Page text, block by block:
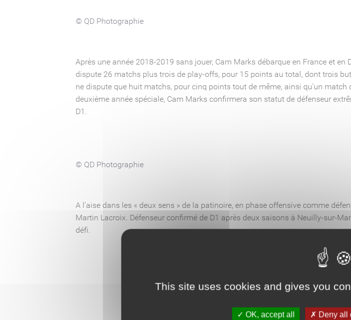
© QD Photographie
Après une année 2018-2019 sans jouer, Cam Marks débarque en France et
dispute 26 matchs plus trois de play-offs, pour 15 points au total, dont trois
ne dispute que huit matchs, pour cinq points tout de même, ainsi qu’un
deuxième année spéciale, Cam Marks confirmera son statut de défenseur
D1.
© QD Photographie
A l’aise dans les « deux sens » de la patinoire, en phase offensive comme
Martin Lacroix. Défenseur confirmé de D1 après deux saisons à Neuilly-sur-
défi.
This site uses cookies and gives you
OK, accept all Deny all